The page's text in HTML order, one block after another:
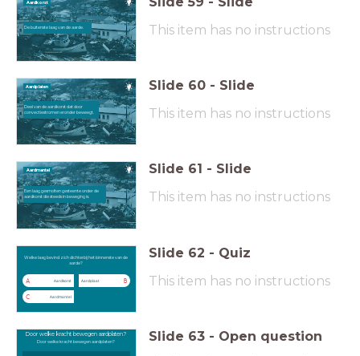
Aardkorst
De buitenste laag van de aarde.
This item has no instructions
Aardplaten
Deel van de aardkorst dat door
convectiestromen eronder beweegt.
Slide 60 - Slide
This item has no instructions
Aardmantel
Een laag gesmolten gesteente onder de
aardkorst die steeds in beweging is.
Slide 61 - Slide
This item has no instructions
binnenste van de aarde?
Welke laag bevind zich dichterbij het binnenste van de
aarde?
A Aardkorst B
Aardplaat
C Aardmantel
Slide 62 - Quiz
This item has no instructions
Door welke kracht bewegen aardplaten?
Door welke kracht bewegen aardplaten? Slide 63 - Open question